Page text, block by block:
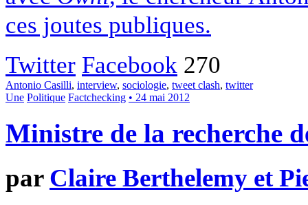
ces joutes publiques.
Twitter Facebook 270
Antonio Casilli, interview, sociologie, tweet clash, twitter
Une Politique Factchecking • 24 mai 2012
Ministre de la recherche
par Claire Berthelemy et